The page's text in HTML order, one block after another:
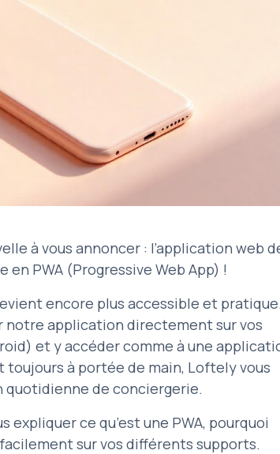
à vous annoncer : l’application web
PWA (Progressive Web App) !
encore plus accessible et pratique.
notre application directement sur vos
et y accéder comme à une
toujours à portée de main, Loftely vous
quotidienne de conciergerie.
expliquer ce qu’est une PWA, pourquoi
sur vos différents supports.